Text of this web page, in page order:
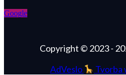
Google
Copyright © 2023 -
AdVeslo
Tvorba